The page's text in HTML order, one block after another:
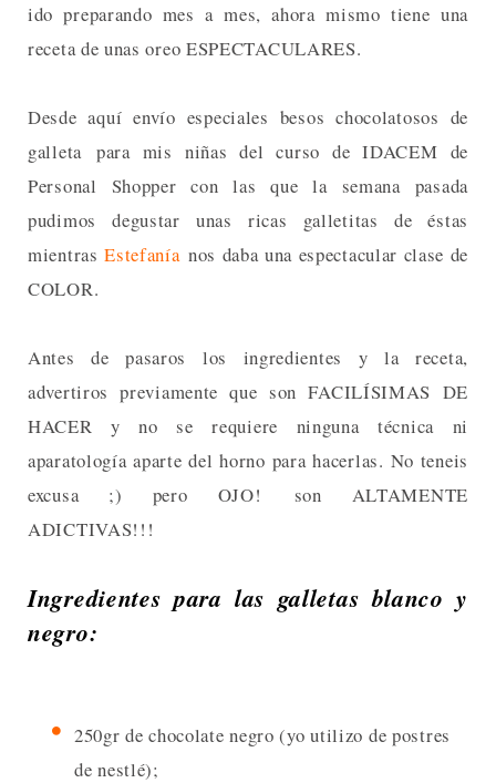
ido preparando mes a mes, ahora mismo tiene una
receta de unas oreo ESPECTACULARES.
Desde aquí envío especiales besos chocolatosos de
galleta para mis niñas del curso de IDACEM de
Personal Shopper con las que la semana pasada
pudimos degustar unas ricas galletitas de éstas
mientrasEstefaníanos daba una espectacular clase de
COLOR.
Antes de pasaros los ingredientes y la receta,
advertiros previamente que son FACILÍSIMAS DE
HACER y no se requiere ninguna técnica ni
aparatología aparte del horno para hacerlas. No teneis
excusa ;) pero OJO! son ALTAMENTE
ADICTIVAS!!!
Ingredientes para las galletas blanco y
negro:
250gr de chocolate negro (yo utilizo de postres
de nestlé);